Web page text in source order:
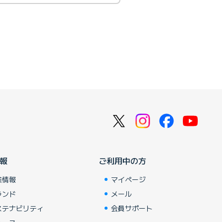
情報
ド
ナビリティ
ご利用中の方
マイページ
メール
会員サポート